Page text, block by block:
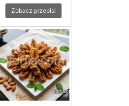
Zobacz przepis!